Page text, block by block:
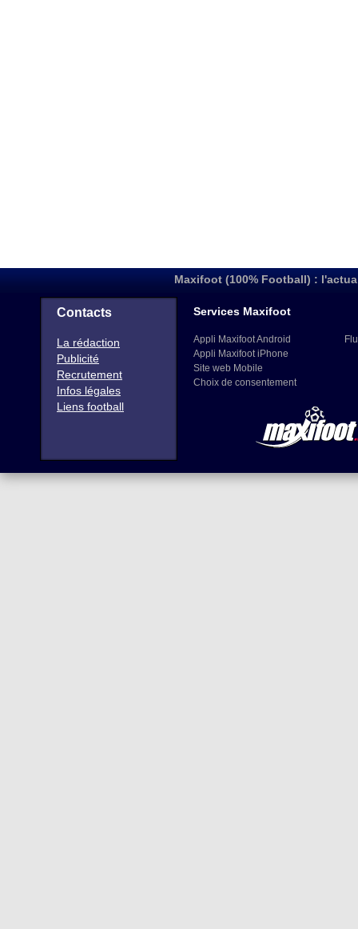
Maxifoot (100% Football) :
Contacts
La rédaction
Publicité
Recrutement
Infos légales
Liens football
Services Maxifoot
Appli Maxifoot Android
Appli Maxifoot iPhone
Site web Mobile
Choix de consentement